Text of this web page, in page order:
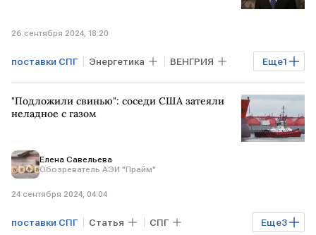
26 сентября 2024, 18:20
Еще1
поставки СПГ Энергетика ВЕНГРИЯ
Петер Сийярто
"Подложили свинью": соседи США затеяли
неладное с газом
Елена Савельева
Обозреватель АЭИ "Прайм"
24 сентября 2024, 04:04
Еще3
поставки СПГ Статья СПГ